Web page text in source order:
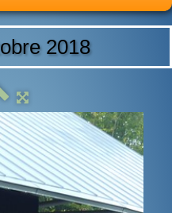
2018